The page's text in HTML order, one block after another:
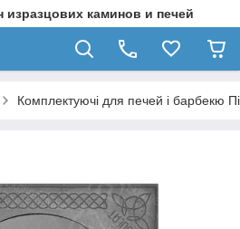
изразцових каминов и печей
Комплектуючі для печей і барбекю